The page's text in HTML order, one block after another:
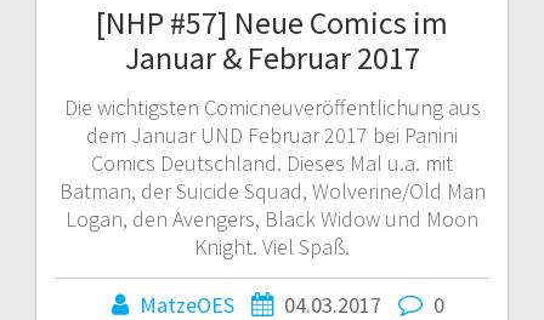
[NHP #57] Neue Comics im
Januar & Februar 2017
Die wichtigsten Comicneuveröffentlichung aus
dem Januar UND Februar 2017 bei Panini
Comics Deutschland. Dieses Mal u.a. mit
Batman, der Suicide Squad, Wolverine/Old Man
Logan, den Avengers, Black Widow und Moon
Knight. Viel Spaß.
MatzeOES 04.03.2017 0